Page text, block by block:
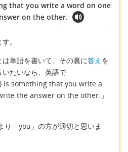
that you write a word on one
on the other.
。
単語を書いて、その裏に答え を
たいなら、英語で
is something that you write a
the answer on the other.」
り「you」の方が適切と思いま